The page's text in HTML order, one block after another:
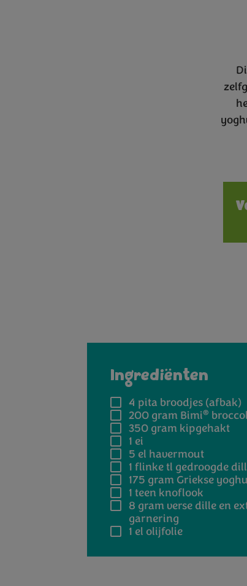
Ingrediënten
4 pita broodjes (afbak)
200 gram Bimi®
350 gram kipgehakt
1 ei
5 el havermout
1 flinke tl gedroogde
175 gram Griekse
1 teen knoflook
8 gram verse dille en
garnering
1 el olijfolie